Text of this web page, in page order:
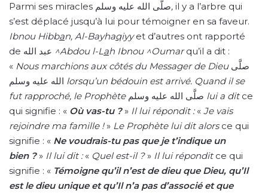
Parmi ses miracles صلَّى الله عليه وسلم, il y a l’arbre qui
s’est déplacé jusqu’à lui pour témoigner en sa faveur.
Ibnou Hibban, Al-Bayhaqiyyet d’autres ont rapporté
de عبد الله ^Abdou l-Lah Ibnou ^Oumarqu’il a dit :
« Nous marchions aux côtés du Messager de Dieu صلَّى
الله عليه وسلم lorsqu’un bédouin est arrivé. Quand il se
fut rapproché, le Prophète صلَّى الله عليه وسلم lui a ditce
qui signifie : « Où vas-tu ? » Il lui répondit : « Je vais
rejoindre ma famille !» Le Prophète lui dit alorsce qui
signifie : « Ne voudrais-tu pas que je t’indique un
bien ? » Il lui dit : « Quel est-il ?» Il lui répondit ce qui
signifie : « Témoigne qu’il n’est de dieu que Dieu, qu’Il
est le dieu unique et qu’Il n’a pas d’associé et que